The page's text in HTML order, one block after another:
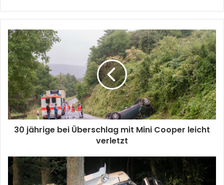
30 jährige bei Überschlag mit Mini Cooper leicht
verletzt